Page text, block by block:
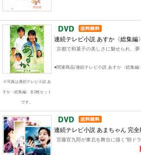
※写真は連続テレビ小説 あ
すか〈総集編〉全2枚セット
です。
連続テレビ小説 あすか〈総集編
京都で和菓子の美しさに魅せられ、夢
●関連商品/連続テレビ小説 あすか〈総集編
連続テレビ小説 あまちゃん 完
宮藤官九郎が東北を舞台に描く“朝ドラ